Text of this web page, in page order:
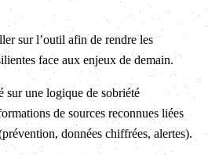
sur l’outil afin de rendre les
face aux enjeux de demain.
sur une logique de sobriété
de sources reconnues liées
données chiffrées, alertes).